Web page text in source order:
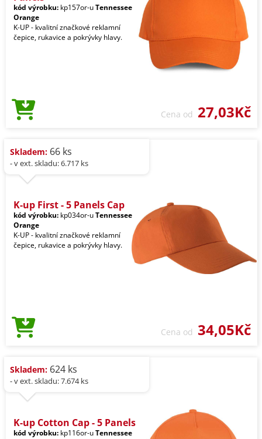
kód výrobku: kp157or-uTennessee
Orange
K-UP - kvalitní značkové reklamní
čepice, rukavice a pokrývky hlavy.
Cena od 27,03Kč
Skladem: 66 ks
- v ext. skladu: 6.717 ks
K-up First - 5 Panels Cap
kód výrobku: kp034or-uTennessee
Orange
K-UP - kvalitní značkové reklamní
čepice, rukavice a pokrývky hlavy.
Cena od 34,05Kč
Skladem: 624 ks
- v ext. skladu: 7.674 ks
K-up Cotton Cap - 5 Panels
kód výrobku: kp116or-uTennessee